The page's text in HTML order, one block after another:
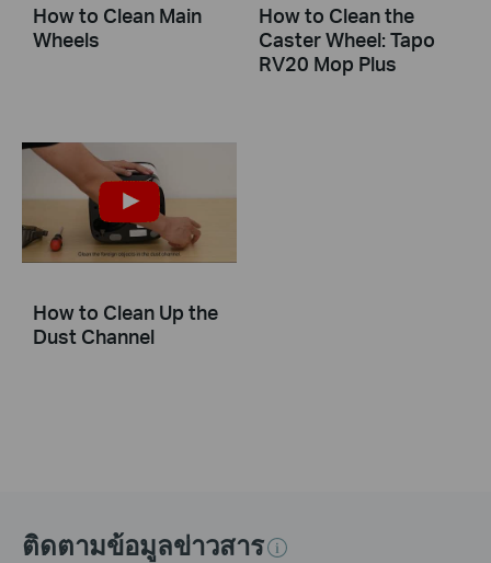
How to Clean Main
Wheels
How to Clean the
Caster Wheel: Tapo
RV20 Mop Plus
How to Clean Up the
Dust Channel
ติดตามข้อมูลข่าวสาร